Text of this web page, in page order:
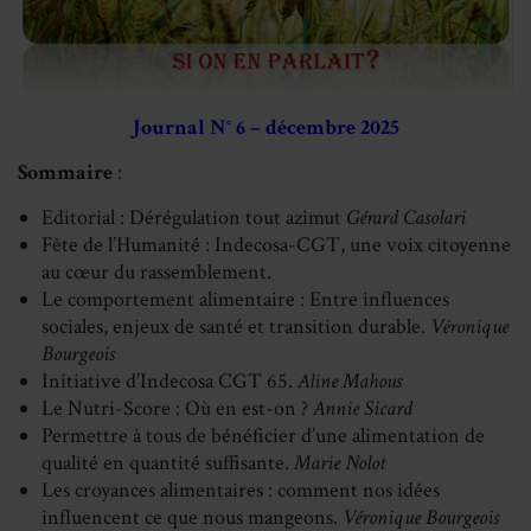
Journal N° 6 – décembre 2025
Sommaire :
Editorial : Dérégulation tout azimut Gérard Casolari
Fête de l’Humanité : Indecosa-CGT, une voix citoyenne
au cœur du rassemblement.
Le comportement alimentaire : Entre influences
sociales, enjeux de santé et transition durable. Véronique
Bourgeois
Initiative d’Indecosa CGT 65. Aline Mahous
Le Nutri-Score : Où en est-on ?Annie Sicard
Permettre à tous de bénéficier d’une alimentation de
qualité en quantité suffisante. Marie Nolot
Les croyances alimentaires : comment nos idées
influencent ce que nous mangeons. Véronique Bourgeois